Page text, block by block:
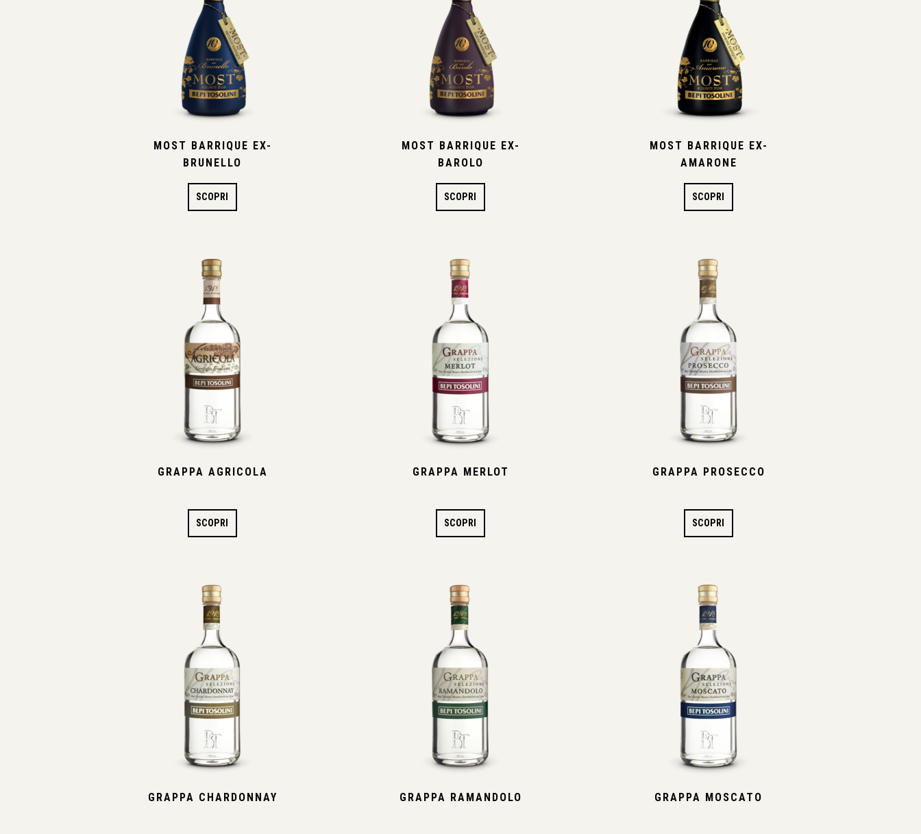
MOST BARRIQUE EX-
BRUNELLO
SCOPRI
MOST BARRIQUE EX-
BAROLO
SCOPRI
MOST BARRIQUE EX-
AMARONE
SCOPRI
GRAPPA AGRICOLA
SCOPRI
GRAPPA MERLOT
SCOPRI
GRAPPA PROSECCO
SCOPRI
GRAPPA CHARDONNAY GRAPPA RAMANDOLO GRAPPA MOSCATO